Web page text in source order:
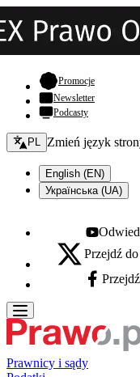
Promocje- otwiera
Newsletter
Podcasty
Zmień język - bieżący:
PL Zmień język
English (EN)
Українська (UA)
Youtube -
X - otwiera się w
Przejdź
Facebook -
Prawnicy i sądy